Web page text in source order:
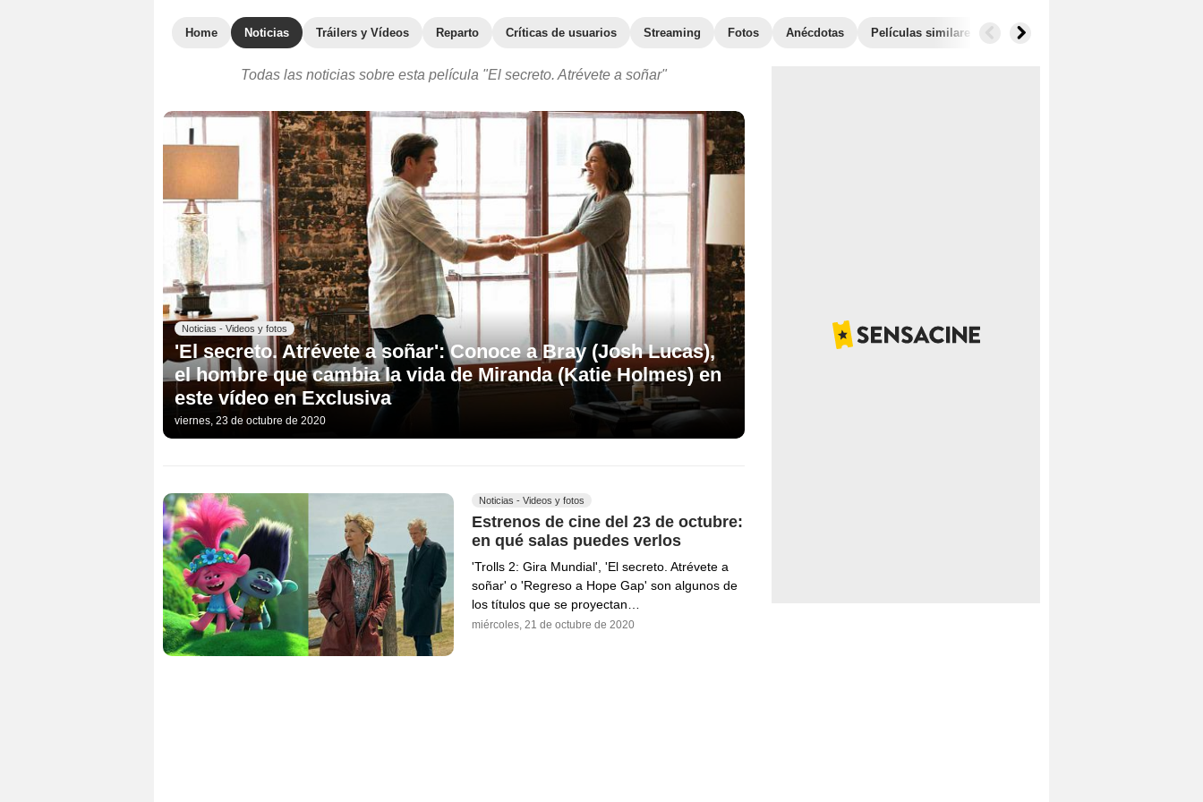
Home Noticias Tráilers y Vídeos Reparto Críticas de usuarios Streaming Fotos Anécdotas Películas similares
Todas las noticias sobre esta película "El secreto. Atrévete a soñar"
Noticias - Videos y fotos
'El secreto. Atrévete a soñar': Conoce a Bray (Josh Lucas),
el hombre que cambia la vida de Miranda (Katie Holmes) en
este vídeo en Exclusiva
viernes, 23 de octubre de 2020
Noticias - Videos y fotos
Estrenos de cine del 23 de octubre:
en qué salas puedes verlos
'Trolls 2: Gira Mundial', 'El secreto. Atrévete a
soñar' o 'Regreso a Hope Gap' son algunos de
los títulos que se proyectan…
miércoles, 21 de octubre de 2020